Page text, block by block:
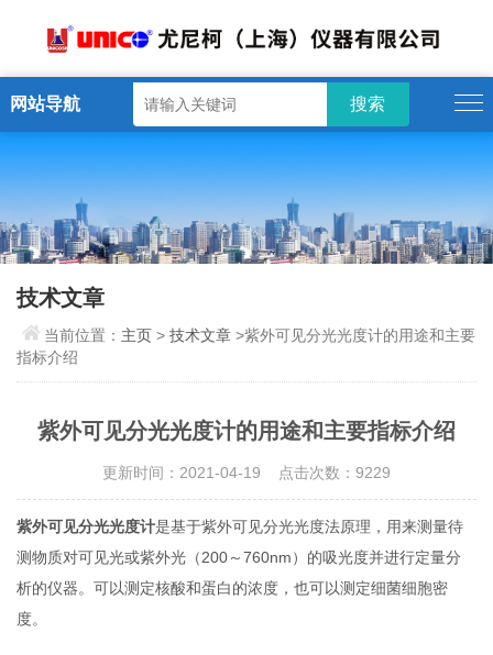
网站导航
技术文章
当前位置： 主页 >技术文章 >紫外可见分光光度计的用途和主要
指标介绍
紫外可见分光光度计的用途和主要指标介绍
更新时间：2021-04-19 点击次数：9229
紫外可见分光光度计是基于紫外可见分光光度法原理，用来测量待
测物质对可见光或紫外光（200～760nm）的吸光度并进行定量分
析的仪器。可以测定核酸和蛋白的浓度，也可以测定细菌细胞密
度。